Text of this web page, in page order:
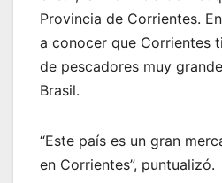
Provincia de Corrientes.
a conocer que Corrientes
de pescadores muy
Brasil.
“Este país es un gran
en Corrientes”, puntualizó.